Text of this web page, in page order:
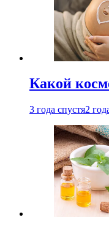
Какой
3 года спустя2